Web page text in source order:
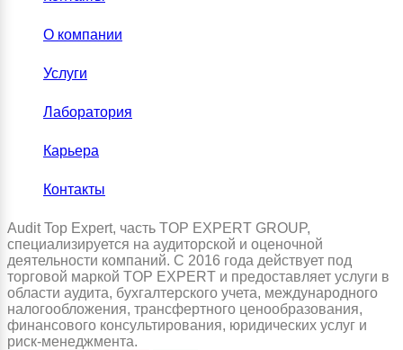
О компании
Услуги
Лаборатория
Карьера
Контакты
Audit Top Expert, часть TOP EXPERT GROUP,
специализируется на аудиторской и оценочной
деятельности компаний. С 2016 года действует под
торговой маркой TOP EXPERT и предоставляет услуги в
области аудита, бухгалтерского учета, международного
налогообложения, трансфертного ценообразования,
финансового консультирования, юридических услуг и
риск-менеджмента.